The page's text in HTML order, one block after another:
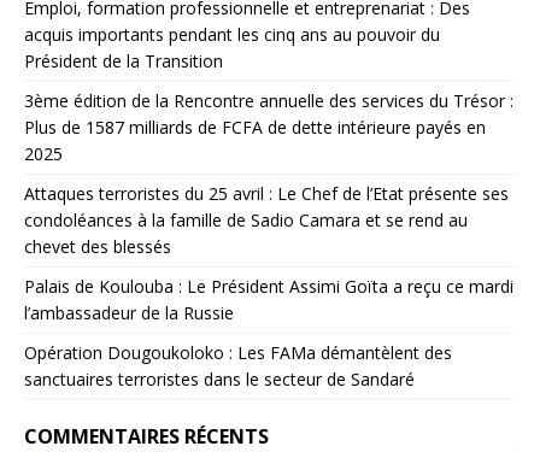
Emploi, formation professionnelle et entreprenariat : Des
acquis importants pendant les cinq ans au pouvoir du
Président de la Transition
3ème édition de la Rencontre annuelle des services du Trésor :
Plus de 1587 milliards de FCFA de dette intérieure payés en
2025
Attaques terroristes du 25 avril : Le Chef de l’Etat présente ses
condoléances à la famille de Sadio Camara et se rend au
chevet des blessés
Palais de Koulouba : Le Président Assimi Goïta a reçu ce mardi
l’ambassadeur de la Russie
Opération Dougoukoloko : Les FAMa démantèlent des
sanctuaires terroristes dans le secteur de Sandaré
COMMENTAIRES RÉCENTS